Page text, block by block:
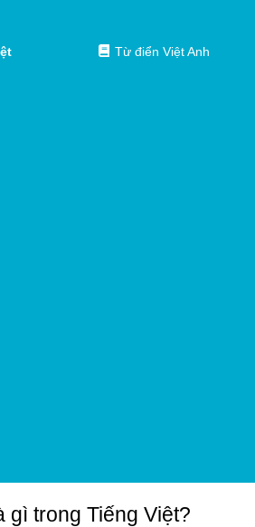
Từ điển Việt Anh
gì trong Tiếng Việt?